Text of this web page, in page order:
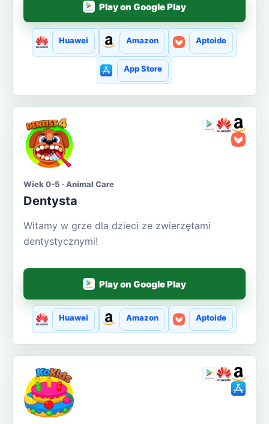
Play on Google Play
Huawei Amazon Aptoide
App Store
Wiek 0-5 · Animal Care
Dentysta
Witamy w grze dla dzieci ze zwierzętami
dentystycznymi!
Play on Google Play
Huawei Amazon Aptoide